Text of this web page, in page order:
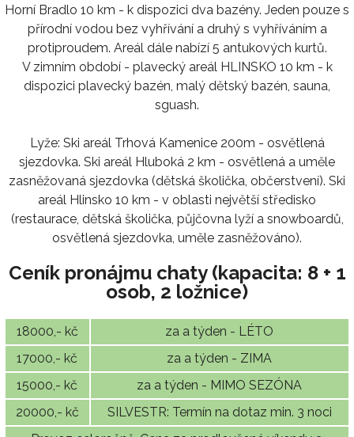
Horní Bradlo 10 km - k dispozici dva bazény. Jeden pouze s
přírodní vodou bez vyhřívání a druhý s vyhříváním a
protiproudem. Areál dále nabízí 5 antukových kurtů.
V zimním období - plavecký areál HLINSKO 10 km - k
dispozici plavecký bazén, malý dětský bazén, sauna,
sguash.
Lyže: Ski areál Trhová Kamenice 200m - osvětlená
sjezdovka. Ski areál Hluboká 2 km - osvětlená a uměle
zasněžovaná sjezdovka (dětská školička, občerstvení). Ski
areál Hlinsko 10 km - v oblasti největší středisko
(restaurace, dětská školička, půjčovna lyží a snowboardů,
osvětlená sjezdovka, uměle zasněžováno).
Ceník pronájmu chaty (kapacita: 8 + 1
osob, 2 ložnice)
18000,- kč
za a týden - LÉTO
17000,- kč
za a týden - ZIMA
15000,- kč
za a týden - MIMO SEZÓNA
20000,- kč
SILVESTR: Termín na dotaz min. 3 noci